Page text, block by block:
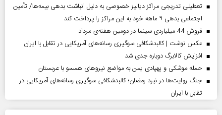
تعطیلی تدریجی مراکز دیالیز خصوصی به دلیل انباشت بدهی بیمه‌ها/ تأمین
اجتماعی بدهی ۹ ماهه خود به این مراکز را پرداخت کند
فروش 44 میلیاردی سینما در دومین هفته‌ی مرداد
عکس نوشت | کالبدشکافی سوگیری رسانه‌های آمریکایی در تقابل با ایران
افزایش کالابرگ دوباره جدی شد
حمله موشکی و پهپادی یمن به مواضع نیروهای همسو با عربستان
جنگ روایت‌ها در نبرد رمضان؛ کالبدشکافی سوگیری رسانه‌های آمریکایی در
تقابل با ایران